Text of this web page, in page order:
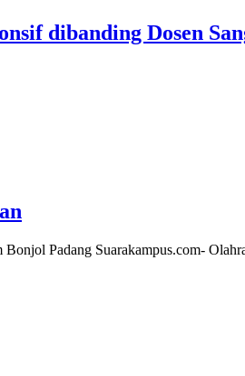
dibanding Dosen
Padang Suarakampus.com-